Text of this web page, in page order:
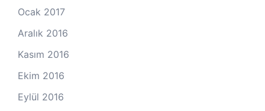
Ocak 2017
Aralık 2016
Kasım 2016
Ekim 2016
Eylül 2016